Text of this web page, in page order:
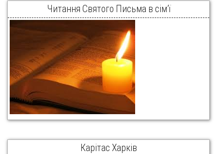
Читання Святого Письма в сім’ї
Карітас Харків